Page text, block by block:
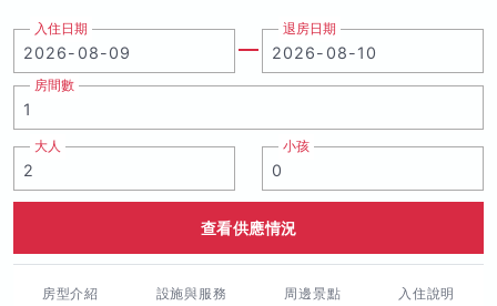
入住日期 退房日期
房間數
大人 小孩
查看供應情況
房型介紹 設施與服務 周邊景點 入住說明